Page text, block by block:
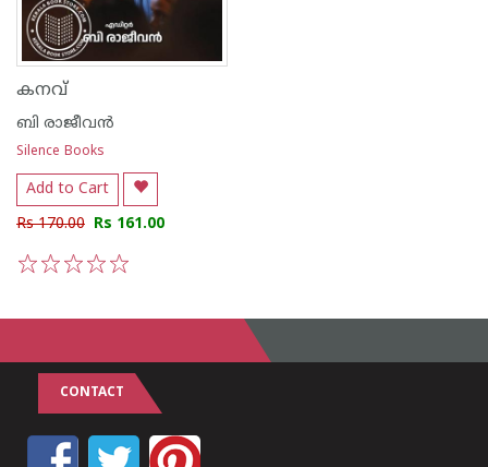
കനവ്
ബി രാജീവന്‍
Silence Books
Add to Cart
Rs 170.00 Rs 161.00
CONTACT